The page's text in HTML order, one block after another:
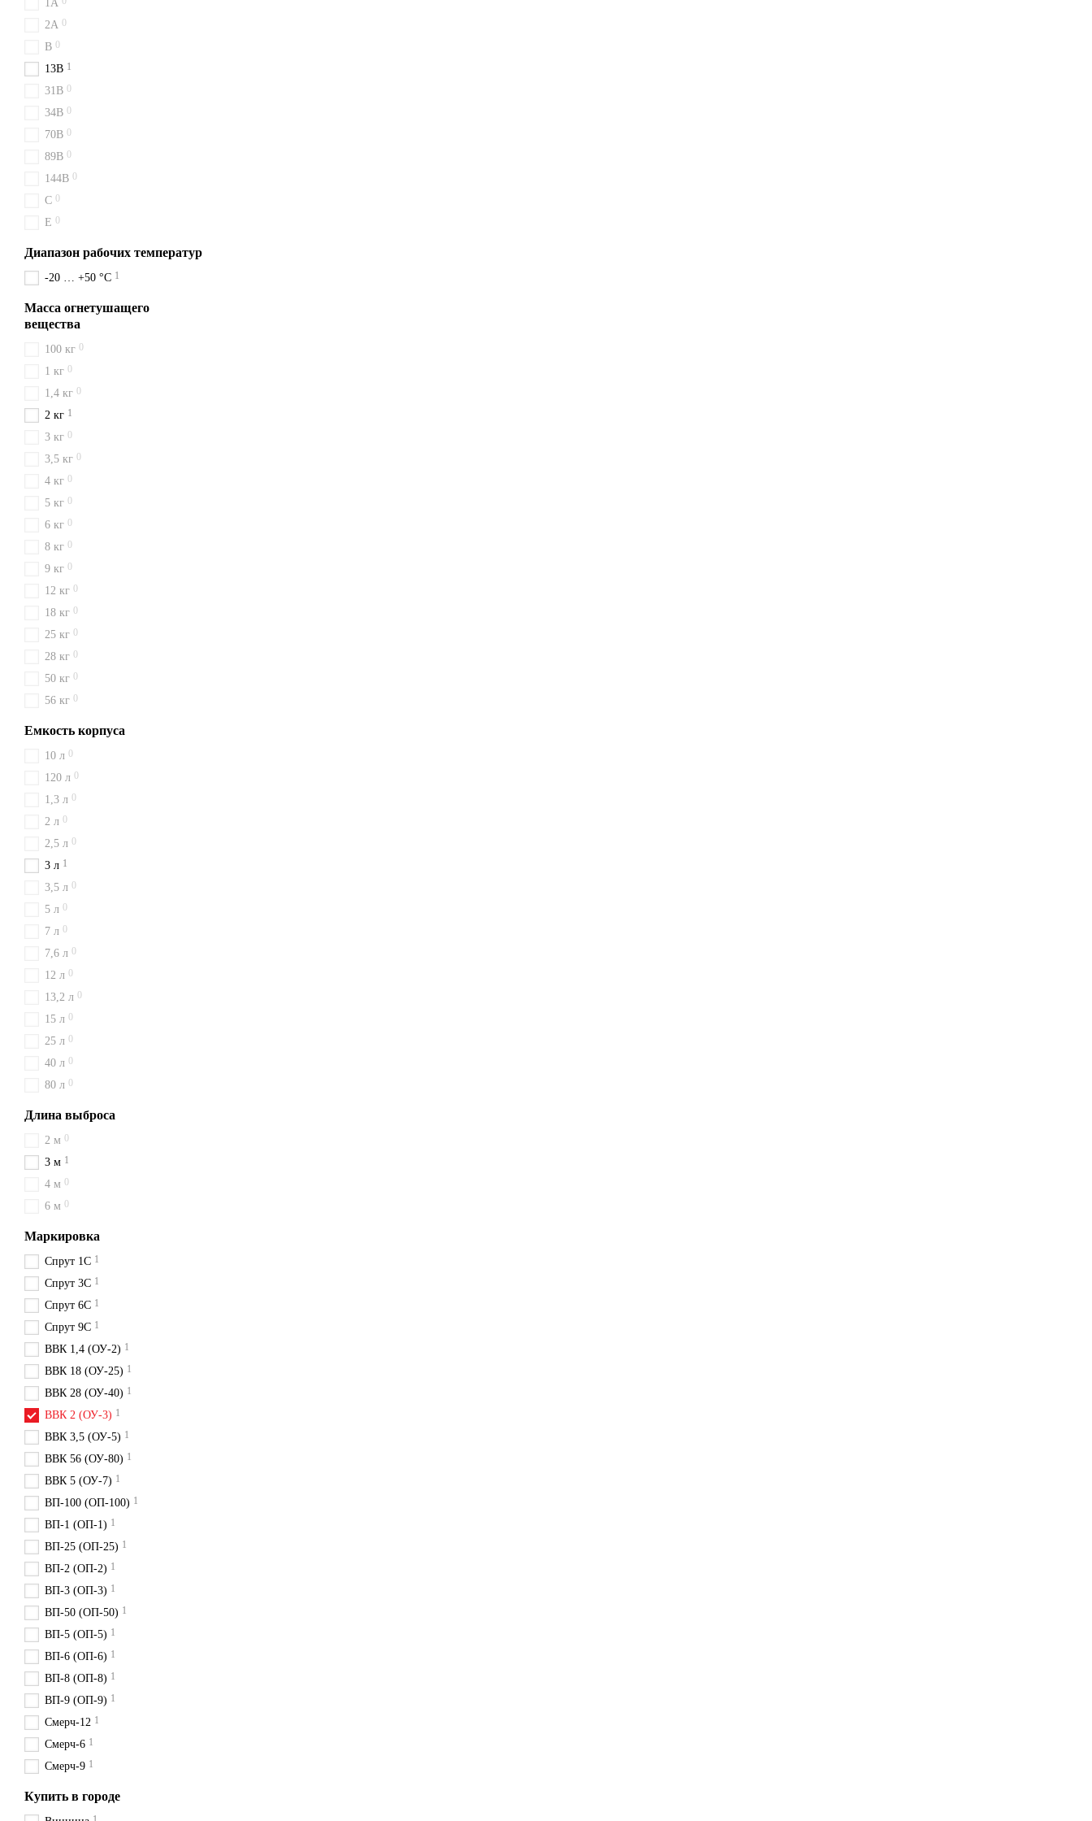
1A
2A 0
B 0
13B 1
31B 0
34B 0
70B 0
89B 0
144B 0
C 0
E 0
Диапазон рабочих температур
-20 … +50 °C 1
Масса огнетушащего
вещества
100 кг 0
1 кг 0
1,4 кг 0
2 кг 1
3 кг 0
3,5 кг 0
4 кг 0
5 кг 0
6 кг 0
8 кг 0
9 кг 0
12 кг 0
18 кг 0
25 кг 0
28 кг 0
50 кг 0
56 кг 0
Емкость корпуса
10 л 0
120 л 0
1,3 л 0
2 л 0
2,5 л 0
3 л 1
3,5 л 0
5 л 0
7 л 0
7,6 л 0
12 л 0
13,2 л 0
15 л 0
25 л 0
40 л 0
80 л 0
Длина выброса
2 м 0
3 м 1
4 м 0
6 м 0
Маркировка
Спрут 1С 1
Спрут 3С 1
Спрут 6С 1
Спрут 9С 1
ВВК 1,4 (ОУ-2) 1
ВВК 18 (ОУ-25) 1
ВВК 28 (ОУ-40) 1
ВВК 2 (ОУ-3) 1
ВВК 3,5 (ОУ-5) 1
ВВК 56 (ОУ-80) 1
ВВК 5 (ОУ-7) 1
ВП-100 (ОП-100) 1
ВП-1 (ОП-1) 1
ВП-25 (ОП-25) 1
ВП-2 (ОП-2) 1
ВП-3 (ОП-3) 1
ВП-50 (ОП-50) 1
ВП-5 (ОП-5) 1
ВП-6 (ОП-6) 1
ВП-8 (ОП-8) 1
ВП-9 (ОП-9) 1
Смерч-12 1
Смерч-6 1
Смерч-9 1
Купить в городе